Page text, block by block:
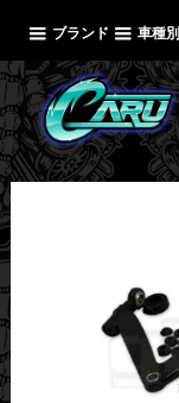
ブランド 車種別